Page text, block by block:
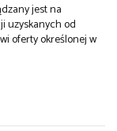
jest na
uzyskanych od
oferty określonej w